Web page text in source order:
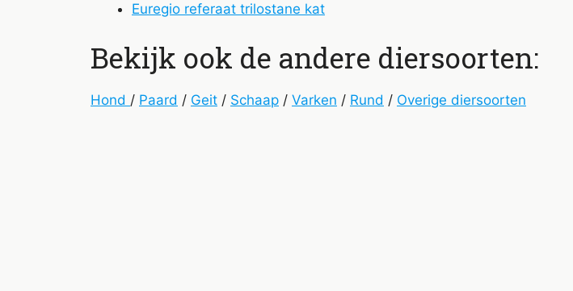
Euregio referaat trilostane kat
Bekijk ook de andere diersoorten:
Hond / Paard / Geit / Schaap / Varken / Rund / Overige diersoorten